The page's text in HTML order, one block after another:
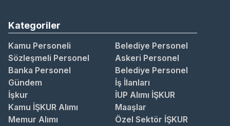
Kategoriler
Kamu Personeli
Belediye Personel
Sözleşmeli Personel
Askeri Personel
Banka Personel
Belediye Personel
Gündem
İş İlanları
İşkur
İUP Alımı İŞKUR
Kamu İŞKUR Alımı
Maaşlar
Memur Alımı
Özel Sektör İŞKUR